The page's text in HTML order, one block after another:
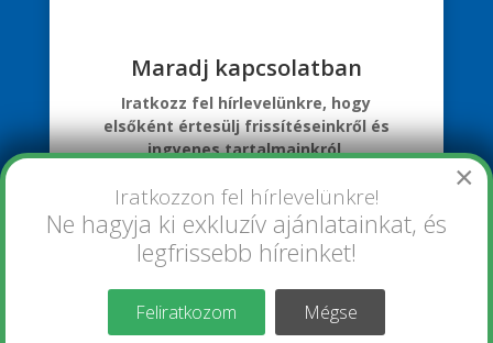
Maradj kapcsolatban
Iratkozz fel hírlevelünkre, hogy
elsőként értesülj frissítéseinkről és
ingyenes tartalmainkról.
Feliratkozom
©2026 Prominens Kft. All Rights Reserved. Designed By JoomShaper,
×
Iratkozzon fel hírlevelünkre!
Ne hagyja ki exkluzív ajánlatainkat, és
legfrissebb híreinket!
Feliratkozom Mégse